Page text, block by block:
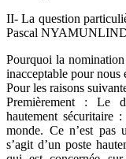
II- La question
Pascal
Pourquoi la
inacceptable pour nous
Pour les raisons
Premièrement : Le
hautement sécuritaire
monde. Ce n’est pas
s’agit d’un poste